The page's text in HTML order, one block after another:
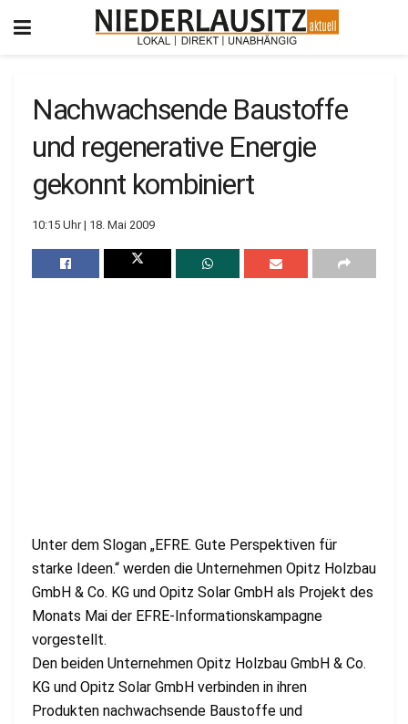
Nachwachsende Baustoffe
und regenerative Energie
gekonnt kombiniert
10:15 Uhr | 18. Mai 2009
Unter dem Slogan „EFRE. Gute Perspektiven für
starke Ideen.“ werden die Unternehmen Opitz Holzbau
GmbH & Co. KG und Opitz Solar GmbH als Projekt des
Monats Mai der EFRE-Informationskampagne
vorgestellt.
Den beiden Unternehmen Opitz Holzbau GmbH & Co.
KG und Opitz Solar GmbH verbinden in ihren
Produkten nachwachsende Baustoffe und